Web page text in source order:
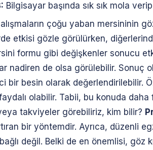
Bilgisayar başında sık sık mola
çoğu yaban mersininin
etkisi gözle görülürken,
formu gibi değişkenler sonucu
nadiren de olsa görülebilir. Sonuç
bir besin olarak değerlendirilebilir.
faydalı olabilir. Tabii, bu konuda
takviyeler görebiliriz, kim bilir?
bir yöntemdir. Ayrıca, düzenli
değil. Belki de en önemlisi,